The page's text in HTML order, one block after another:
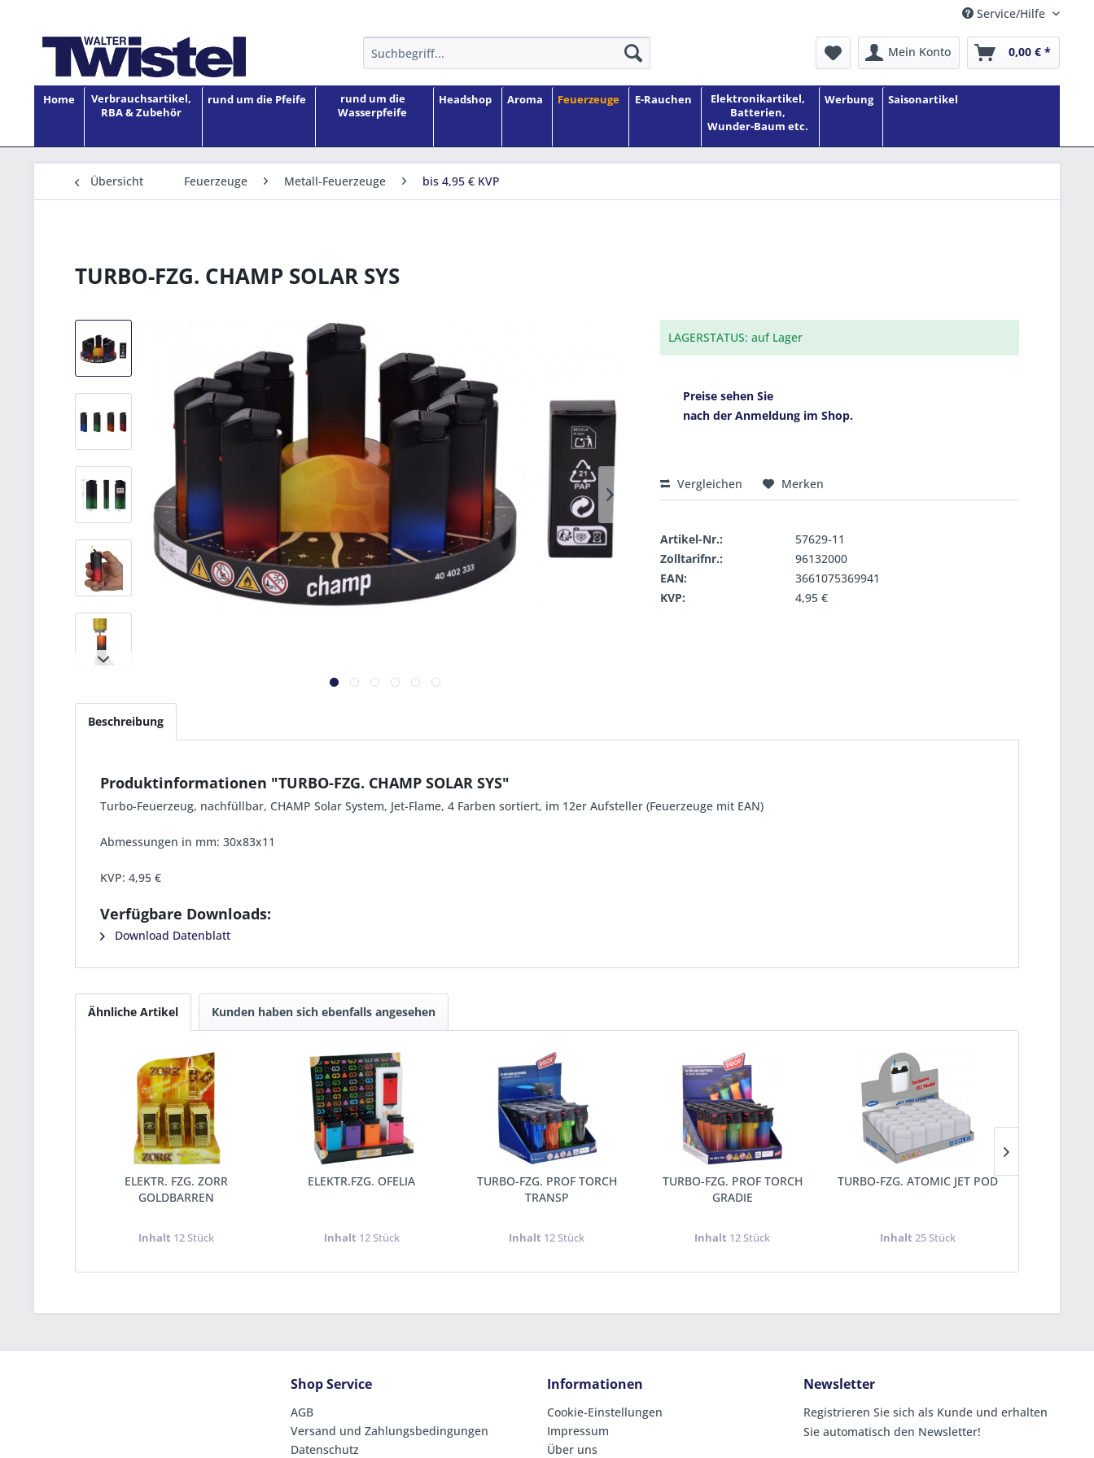
Service/Hilfe
Mein Konto 0,00 € *
Home
Verbrauchsartikel,
RBA & Zubehör
rund um die Pfeife
rund um die
Wasserpfeife
Headshop Aroma Feuerzeuge E-Rauchen
Elektronikartikel,
Batterien,
Wunder-Baum etc.
Werbung Saisonartikel
Übersicht Feuerzeuge Metall-Feuerzeuge bis 4,95 € KVP
TURBO-FZG. CHAMP SOLAR SYS
LAGERSTATUS: auf Lager
Preise sehen Sie
nach der Anmeldung im Shop.
Vergleichen Merken
Artikel-Nr.:
57629-11
Zolltarifnr.:
96132000
EAN:
3661075369941
KVP:
4,95 €
Beschreibung
Produktinformationen "TURBO-FZG. CHAMP SOLAR SYS"
Turbo-Feuerzeug, nachfüllbar, CHAMP Solar System, Jet-Flame, 4 Farben sortiert, im 12er Aufsteller (Feuerzeuge mit EAN)
Abmessungen in mm: 30x83x11
KVP: 4,95 €
Verfügbare Downloads:
Download Datenblatt
Ähnliche Artikel Kunden haben sich ebenfalls angesehen
ELEKTR. FZG. ZORR
GOLDBARREN
Inhalt 12 Stück
ELEKTR.FZG. OFELIA
Inhalt 12 Stück
TURBO-FZG. PROF TORCH
TRANSP
Inhalt 12 Stück
TURBO-FZG. PROF TORCH
GRADIE
Inhalt 12 Stück
TURBO-FZG. ATOMIC JET POD
Inhalt 25 Stück
Shop Service
AGB
Versand und Zahlungsbedingungen
Datenschutz
Informationen
Cookie-Einstellungen
Impressum
Über uns
Newsletter
Registrieren Sie sich als Kunde und erhalten
Sie automatisch den Newsletter!